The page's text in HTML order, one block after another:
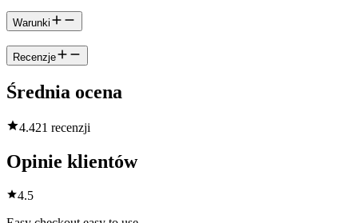
Warunki
Recenzje
Średnia ocena
4.421 recenzji
Opinie klientów
4.5